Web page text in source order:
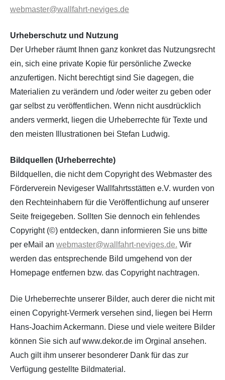
webmaster@wallfahrt-neviges.de
Urheberschutz und Nutzung
Der Urheber räumt Ihnen ganz konkret das Nutzungsrecht
ein, sich eine private Kopie für persönliche Zwecke
anzufertigen. Nicht berechtigt sind Sie dagegen, die
Materialien zu verändern und /oder weiter zu geben oder
gar selbst zu veröffentlichen. Wenn nicht ausdrücklich
anders vermerkt, liegen die Urheberrechte für Texte und
den meisten Illustrationen bei Stefan Ludwig.
Bildquellen (Urheberrechte)
Bildquellen, die nicht dem Copyright des Webmaster des
Förderverein Nevigeser Wallfahrtsstätten e.V. wurden von
den Rechteinhabern für die Veröffentlichung auf unserer
Seite freigegeben. Sollten Sie dennoch ein fehlendes
Copyright (©) entdecken, dann informieren Sie uns bitte
per eMail an webmaster@wallfahrt-neviges.de. Wir
werden das entsprechende Bild umgehend von der
Homepage entfernen bzw. das Copyright nachtragen.
Die Urheberrechte unserer Bilder, auch derer die nicht mit
einen Copyright-Vermerk versehen sind, liegen bei Herrn
Hans-Joachim Ackermann. Diese und viele weitere Bilder
können Sie sich auf www.dekor.de im Orginal ansehen.
Auch gilt ihm unserer besonderer Dank für das zur
Verfügung gestellte Bildmaterial.